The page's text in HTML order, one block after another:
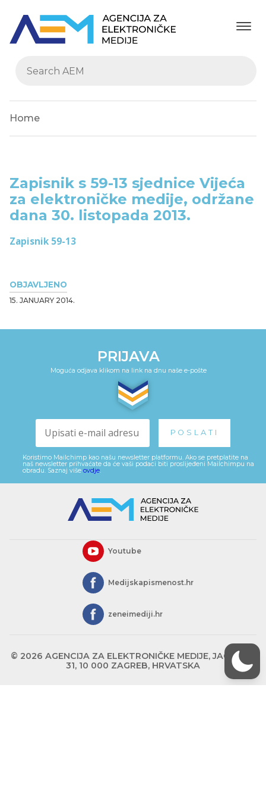
Home
OBJAVLJENO
15. JANUARY 2014.
Zapisnik s 59-13 sjednice Vijeća
za elektroničke medije, održane
dana 30. listopada 2013.
Zapisnik 59-13
PRIJAVA
Moguća odjava klikom na link na dnu naše e-pošte
Koristimo Mailchimp kao našu newsletter platformu. Ako se pretplatite na
naš newsletter prihvaćate da će vaši podaci biti proslijeđeni Mailchimpu na
obradu. Saznaj više ovdje
Youtube
Medijskapismenost.hr
zeneimediji.hr
© 2026 AGENCIJA ZA ELEKTRONIČKE MEDIJE, JAGIĆEVA
31, 10 000 ZAGREB, HRVATSKA